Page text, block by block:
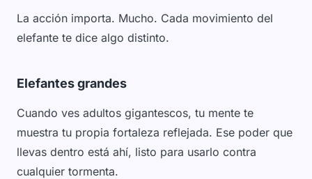
La acción importa. Mucho. Cada movimiento del
elefante te dice algo distinto.
Elefantes grandes
Cuando ves adultos gigantescos, tu mente te
muestra tu propia fortaleza reflejada. Ese poder que
llevas dentro está ahí, listo para usarlo contra
cualquier tormenta.